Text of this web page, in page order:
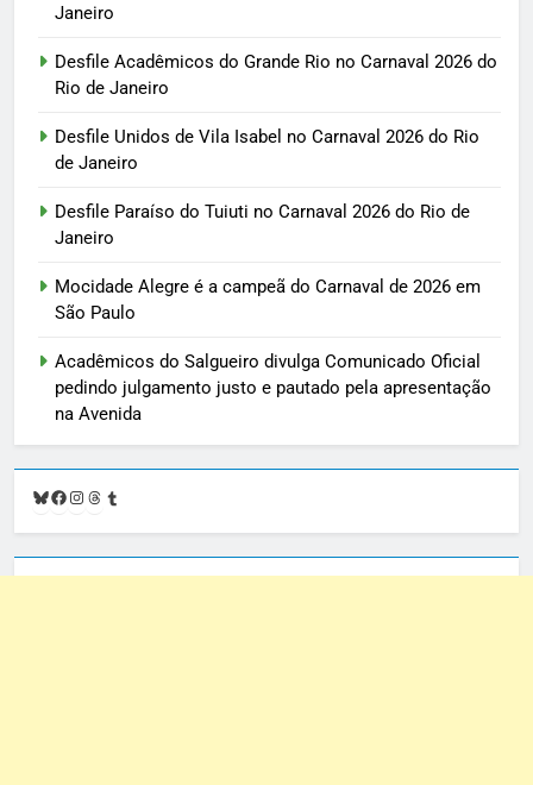
Janeiro
Desfile Acadêmicos do Grande Rio no Carnaval 2026 do
Rio de Janeiro
Desfile Unidos de Vila Isabel no Carnaval 2026 do Rio
de Janeiro
Desfile Paraíso do Tuiuti no Carnaval 2026 do Rio de
Janeiro
Mocidade Alegre é a campeã do Carnaval de 2026 em
São Paulo
Acadêmicos do Salgueiro divulga Comunicado Oficial
pedindo julgamento justo e pautado pela apresentação
na Avenida
Bluesky
Facebook
Instagram
Threads